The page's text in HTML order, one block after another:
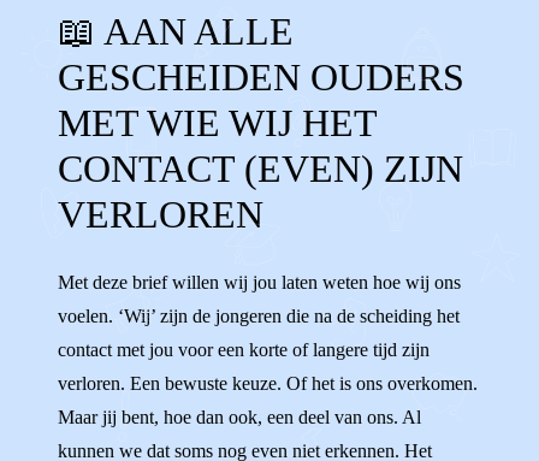
CONTACT VERLOREN
GEEN CONTACT OUDERS NIET ZIEN
AANDACHT KWIJT
📖 AAN ALLE
GESCHEIDEN OUDERS
MET WIE WIJ HET
CONTACT (EVEN) ZIJN
VERLOREN
Met deze brief willen wij jou laten weten hoe wij ons
voelen. ‘Wij’ zijn de jongeren die na de scheiding het
contact met jou voor een korte of langere tijd zijn
verloren. Een bewuste keuze. Of het is ons overkomen.
Maar jij bent, hoe dan ook, een deel van ons. Al
kunnen we dat soms nog even niet erkennen. Het